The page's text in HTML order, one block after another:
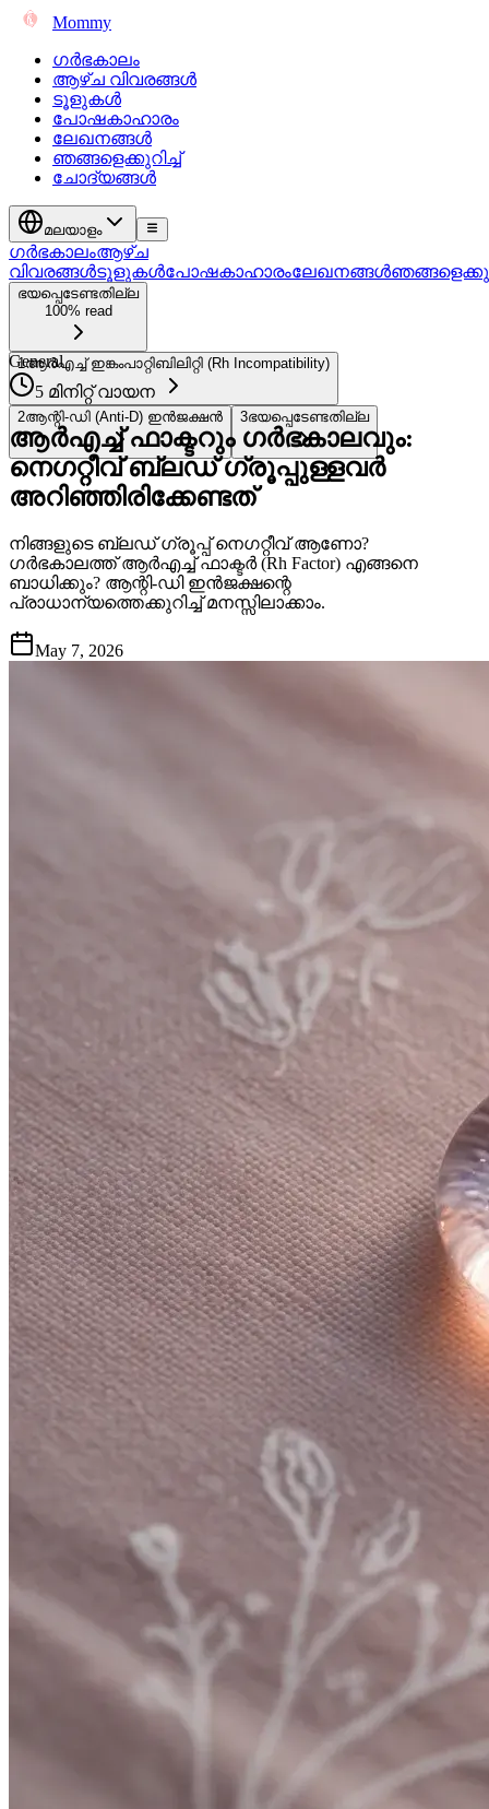
Mommy
ഗർഭകാലം
ആഴ്ച വിവരങ്ങൾ
ടൂളുകൾ
പോഷകാഹാരം
ലേഖനങ്ങൾ
ഞങ്ങളെക്കുറിച്ച്
ചോദ്യങ്ങൾ
മലയാളം
ഗർഭകാലംആഴ്ച
വിവരങ്ങൾടൂളുകൾപോഷകാഹാരംലേഖനങ്ങൾ
ഭയപ്പെടേണ്ടതില്ല
100% read
1ആർഎച്ച് ഇങ്കംപാറ്റിബിലിറ്റി (Rh Incompatibility)
2ആന്റി-ഡി (Anti-D) ഇൻജക്ഷൻ 3ഭയപ്പെടേണ്ടതില്ല
General
5 മിനിറ്റ് വായന
ആർഎച്ച് ഫാക്ടറും ഗർഭകാലവും:
നെഗറ്റീവ് ബ്ലഡ് ഗ്രൂപ്പുള്ളവർ
അറിഞ്ഞിരിക്കേണ്ടത്
നിങ്ങളുടെ ബ്ലഡ് ഗ്രൂപ്പ് നെഗറ്റീവ് ആണോ?
ഗർഭകാലത്ത് ആർഎച്ച് ഫാക്ടർ (Rh Factor) എങ്ങനെ
ബാധിക്കും? ആന്റി-ഡി ഇൻജക്ഷന്റെ
പ്രാധാന്യത്തെക്കുറിച്ച് മനസ്സിലാക്കാം.
May 7, 2026